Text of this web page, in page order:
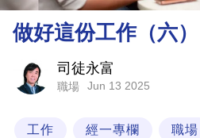
理
財
商
業
做好這份工作（六）
司徒永富
職場 Jun 13 2025
工作 經一專欄 職場